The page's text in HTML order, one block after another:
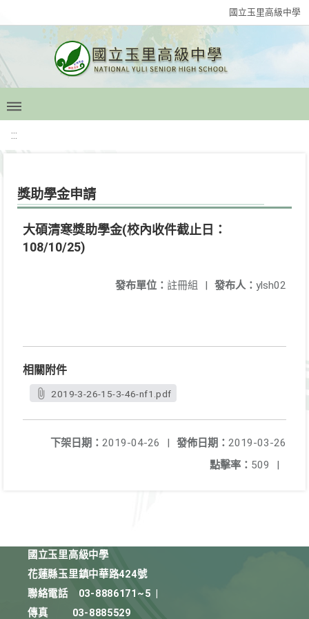
國立玉里高級中學
:::
獎助學金申請
大碩清寒獎助學金(校內收件截止日：
108/10/25)
發布人： ylsh02
發布單位： 註冊組 |
相關附件
2019-3-26-15-3-46-nf1.pdf
發佈日期： 2019-03-26
下架日期： 2019-04-26
|
點擊率： 509 |
國立玉里高級中學
花蓮縣玉里鎮中華路424號
聯絡電話
03-8886171~5
傳真
03-8885529